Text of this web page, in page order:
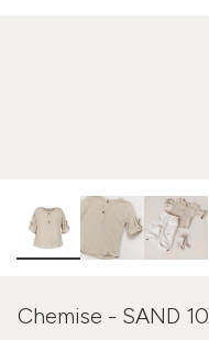
Chemise - SAND 10